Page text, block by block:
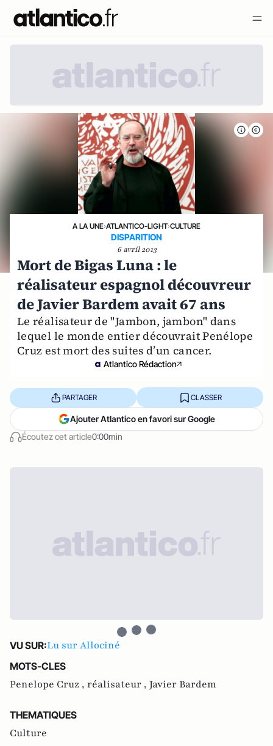
A LA UNE›ATLANTICO-LIGHT›CULTURE
DISPARITION
6 avril 2013
Mort de Bigas Luna : le
réalisateur espagnol découvreur
de Javier Bardem avait 67 ans
Le réalisateur de "Jambon, jambon" dans
lequel le monde entier découvrait Penélope
Cruz est mort des suites d’un cancer.
Atlantico Rédaction
Écoutez cet article0:00min
PARTAGER CLASSER
Ajouter Atlantico en favori sur Google
VU SUR:Lu sur Allociné
MOTS-CLES
Penelope Cruz , réalisateur , Javier Bardem
THEMATIQUES
Culture